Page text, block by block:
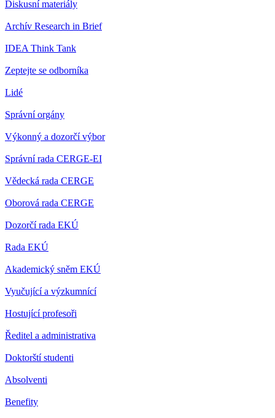
Diskusní materiály
Archív Research in Brief
IDEA Think Tank
Zeptejte se odborníka
Lidé
Správní orgány
Výkonný a dozorčí výbor
Správní rada CERGE-EI
Vědecká rada CERGE
Oborová rada CERGE
Dozorčí rada EKÚ
Rada EKÚ
Akademický sněm EKÚ
Vyučující a výzkumnící
Hostující profesoři
Ředitel a administrativa
Doktorští studenti
Absolventi
Benefity